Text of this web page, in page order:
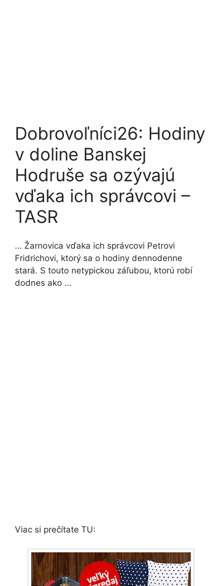
Dobrovoľníci26: Hodiny
v doline Banskej
Hodruše sa ozývajú
vďaka ich správcovi –
TASR
… Žarnovica vďaka ich správcovi Petrovi
Fridrichovi, ktorý sa o hodiny dennodenne
stará. S touto netypickou záľubou, ktorú robí
dodnes ako …
Viac si prečítate TU: